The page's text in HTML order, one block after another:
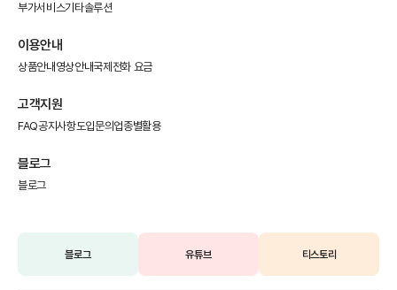
부가서비스기타솔루션
이용안내
상품안내 영상안내국제전화 요금
고객지원
FAQ공지사항도입문의 업종별활용
블로그
블로그
블로그 유튜브 티스토리